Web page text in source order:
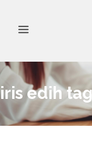
iris edih tag